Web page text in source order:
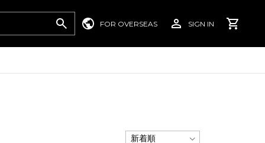
FOR OVERSEAS SIGN IN